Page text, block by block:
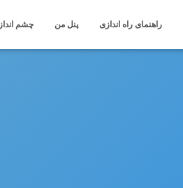
راهنمای راه اندازی پنل من چشم انداز